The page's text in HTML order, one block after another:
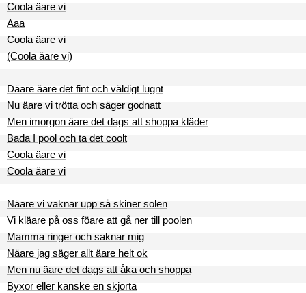
Coola äare vi
Aaa
Coola äare vi
(Coola äare vi)
Däare äare det fint och väldigt lugnt
Nu äare vi trötta och säger godnatt
Men imorgon äare det dags att shoppa kläder
Bada I pool och ta det coolt
Coola äare vi
Coola äare vi
Näare vi vaknar upp så skiner solen
Vi kläare på oss föare att gå ner till poolen
Mamma ringer och saknar mig
Näare jag säger allt äare helt ok
Men nu äare det dags att åka och shoppa
Byxor eller kanske en skjorta